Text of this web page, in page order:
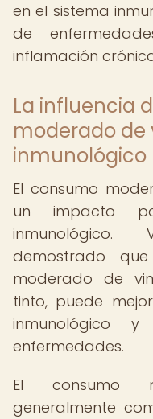
en el sistema
de
inflamación
La influencia
moderado de
inmunológico
El consumo
un impacto
demostrado
moderado de
tinto, puede
inmunológico
enfermedades.
El consumo
generalmente